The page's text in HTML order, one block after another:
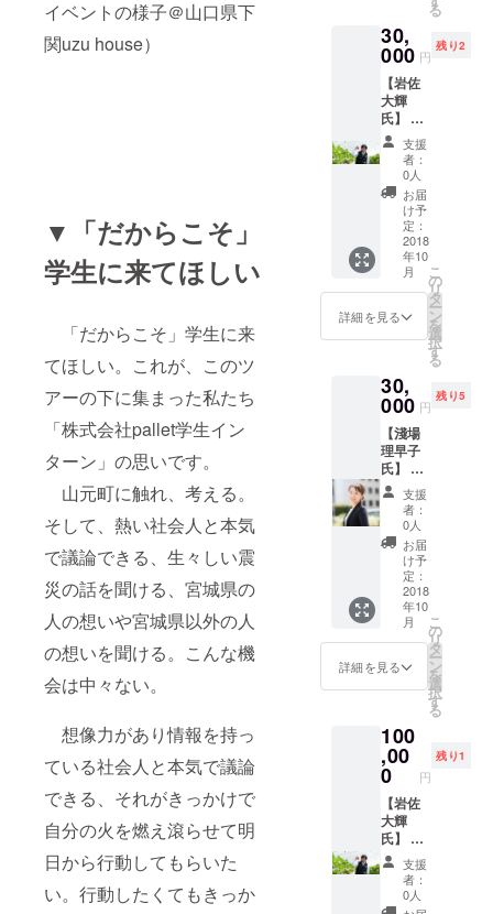
イベントの様子＠山口県下
関uzu house）
▼「だからこそ」
学生に来てほしい
「だからこそ」学生に来
てほしい。これが、このツ
アーの下に集まった私たち
「株式会社pallet学生イン
ターン」の思いです。
山元町に触れ、考える。
そして、熱い社会人と本気
で議論できる、生々しい震
災の話を聞ける、宮城県の
人の想いや宮城県以外の人
の想いを聞ける。こんな機
会は中々ない。
想像力があり情報を持っ
ている社会人と本気で議論
できる、それがきっかけで
自分の火を燃え滾らせて明
日から行動してもらいた
い。行動したくてもきっか
301060
909489
代表者
氏名：
淺場理
早子
・受け
取り: 郵
送、も
しくは
店舗に
てお渡
し(銀座
店・池
袋店) ・
モデル
身長：
170セン
チ ・そ
の他：
たデザ
インの
ため9～
方まで
ご着用
いただ
けま
す。 ＜
バッグ
＞ ・材
質：光
沢ある
固めの
布地、
ブラウ
ンに近
いベー
ジュの
とシル
バービ
の装飾
・サイ
ズ詳
細：
バッグ
の大き
さ：
縦
12.8cm
×横
27cm×
GRA東
京オ
フィス
※日時・
場所の
詳細に
関して
はメッ
セージ
にて直
接ご連
絡させ
ていた
だきま
す。 ※
会場ま
での交
すの
で、ご
ださ
い。
る
30,
000 円
残り2
【岩佐
大輝
氏】 岩
佐大輝
による
農業支
援（個
人向
け） 内
容：農
業全般
におけ
る相
談、メ
ンタリ
GRA東
京オ
フィス
※日時・
場所の
詳細に
関して
はメッ
セージ
にて直
接ご連
絡させ
ていた
だきま
す。 ※
会場ま
での交
すの
で、ご
注意く
ださ
い。
支援
者：
0人
お届
け予
定：
2018
年10
月
詳細を見る
こ
の
リ
タ
ー
ン
を
選
択
す
る
30,
000 円
残り5
【淺場
理早子
氏】 起
業相談
＆ラン
チ同席
券 場
所：中
央区銀
座周辺
※日時・
場所の
詳細に
関して
はメッ
接ご連
絡させ
ていた
だきま
す。 ※
会場ま
での交
通費、
ランチ
代は自
前にな
支援
者：
0人
お届
け予
定：
2018
年10
月
詳細を見る
こ
の
リ
タ
ー
ン
を
選
択
す
る
100
,00
0 円
残り1
【岩佐
大輝
氏】 岩
佐大輝
による
農業支
援（法
支援
者：
0人